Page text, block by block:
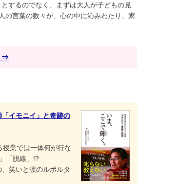
するのでなく、まずは大人が子どもの見
の言葉の数々が、心の中に沁みわたり、家
⇒
「イモニイ」と奇跡の
業では一体何が行な
「脱線」!?
笑いと涙のルポルタ